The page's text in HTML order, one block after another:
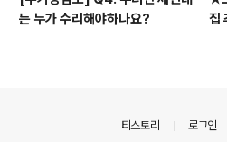
는 누가 수리해야하나요?
집
티스토리 로그인